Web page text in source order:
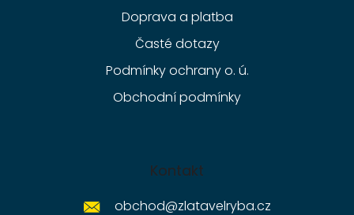
Doprava a platba
Časté dotazy
Podmínky ochrany o. ú.
Obchodní podmínky
Kontakt
obchod@zlatavelryba.cz